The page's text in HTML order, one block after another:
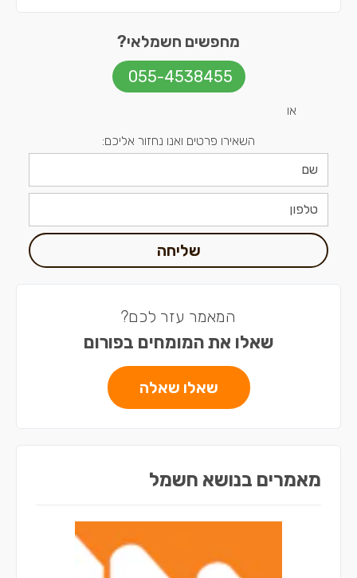
מחפשים חשמלאי?
055-4538455
או
השאירו פרטים ואנו נחזור אליכם:
שליחה
המאמר עזר לכם?
שאלו את המומחים בפורום
שאלו שאלה
מאמרים בנושא חשמל